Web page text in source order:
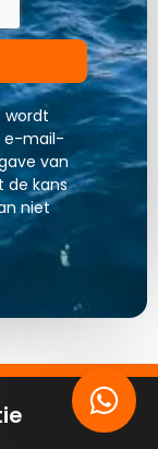
wordt
e-mail-
van
de kans
niet